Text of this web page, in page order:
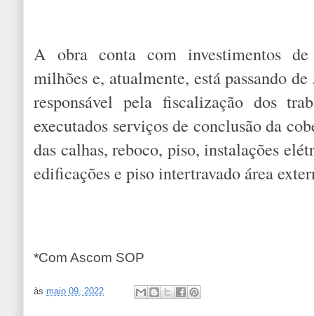
A obra conta com investimentos
milhões e, atualmente, está passando
responsável pela fiscalização dos
executados serviços de conclusão da
das calhas, reboco, piso, instalações
edificações e piso intertravado área
*Com Ascom SOP
às maio 09, 2022